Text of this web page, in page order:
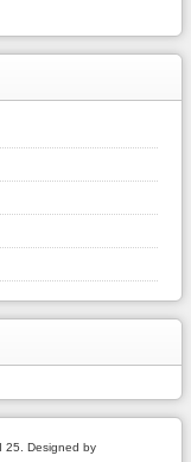
25. Designed by